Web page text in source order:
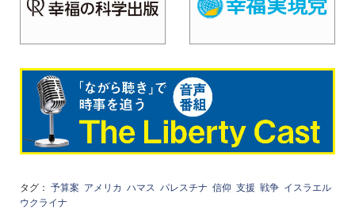
タグ： 予算案 アメリカ ハマス パレスチナ 信仰 支援 戦争 イスラエル
ウクライナ